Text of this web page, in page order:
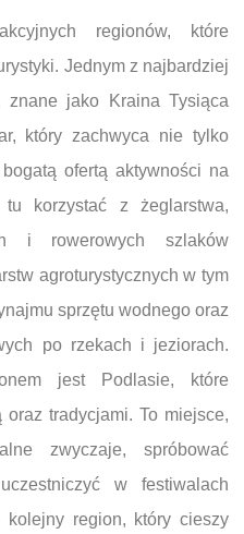
regionów, które
Jednym z najbardziej
znane jako Kraina Tysiąca
który zachwyca nie tylko
ofertą aktywności na
korzystać z żeglarstwa,
i rowerowych szlaków
agroturystycznych w tym
sprzętu wodnego oraz
po rzekach i jeziorach.
jest Podlasie, które
tradycjami. To miejsce,
zwyczaje, spróbować
w festiwalach
kolejny region, który cieszy